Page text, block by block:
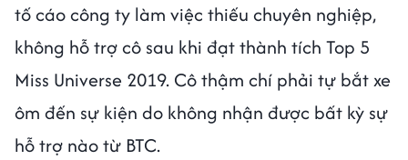
tố cáo công ty làm việc thiếu chuyên nghiệp,
không hỗ trợ cô sau khi đạt thành tích Top 5
Miss Universe 2019. Cô thậm chí phải tự bắt xe
ôm đến sự kiện do không nhận được bất kỳ sự
hỗ trợ nào từ BTC.